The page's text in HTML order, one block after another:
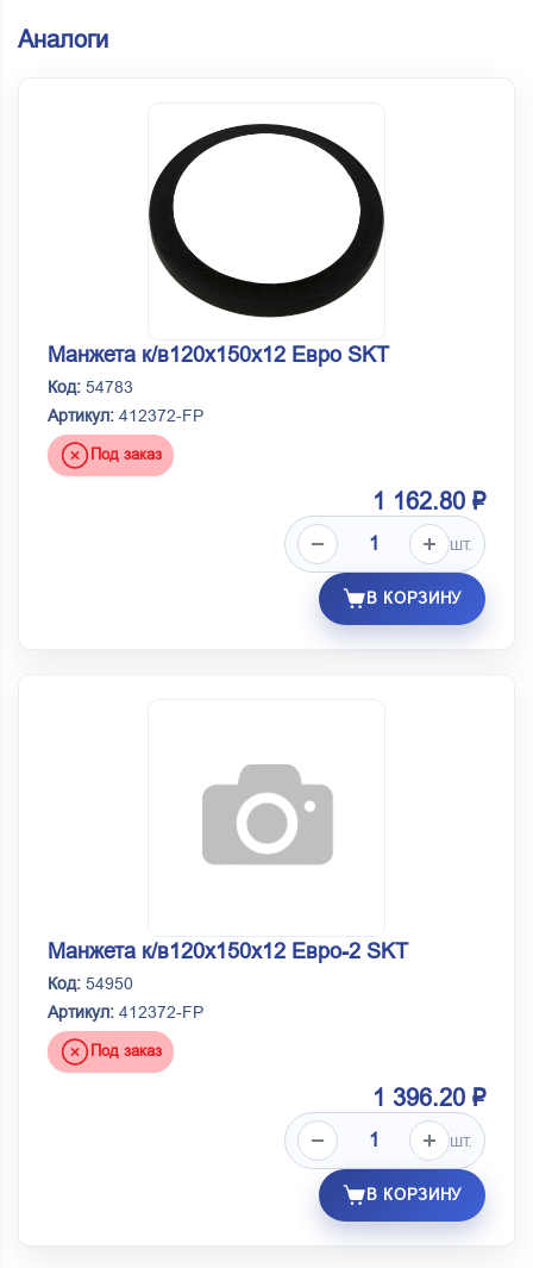
Аналоги
Манжета к/в120х150х12 Евро SKT
Код: 54783
Артикул: 412372-FP
Под заказ
1 162.80 ₽
шт.
В КОРЗИНУ
Манжета к/в120х150х12 Евро-2 SKT
Код: 54950
Артикул: 412372-FP
Под заказ
1 396.20 ₽
шт.
В КОРЗИНУ